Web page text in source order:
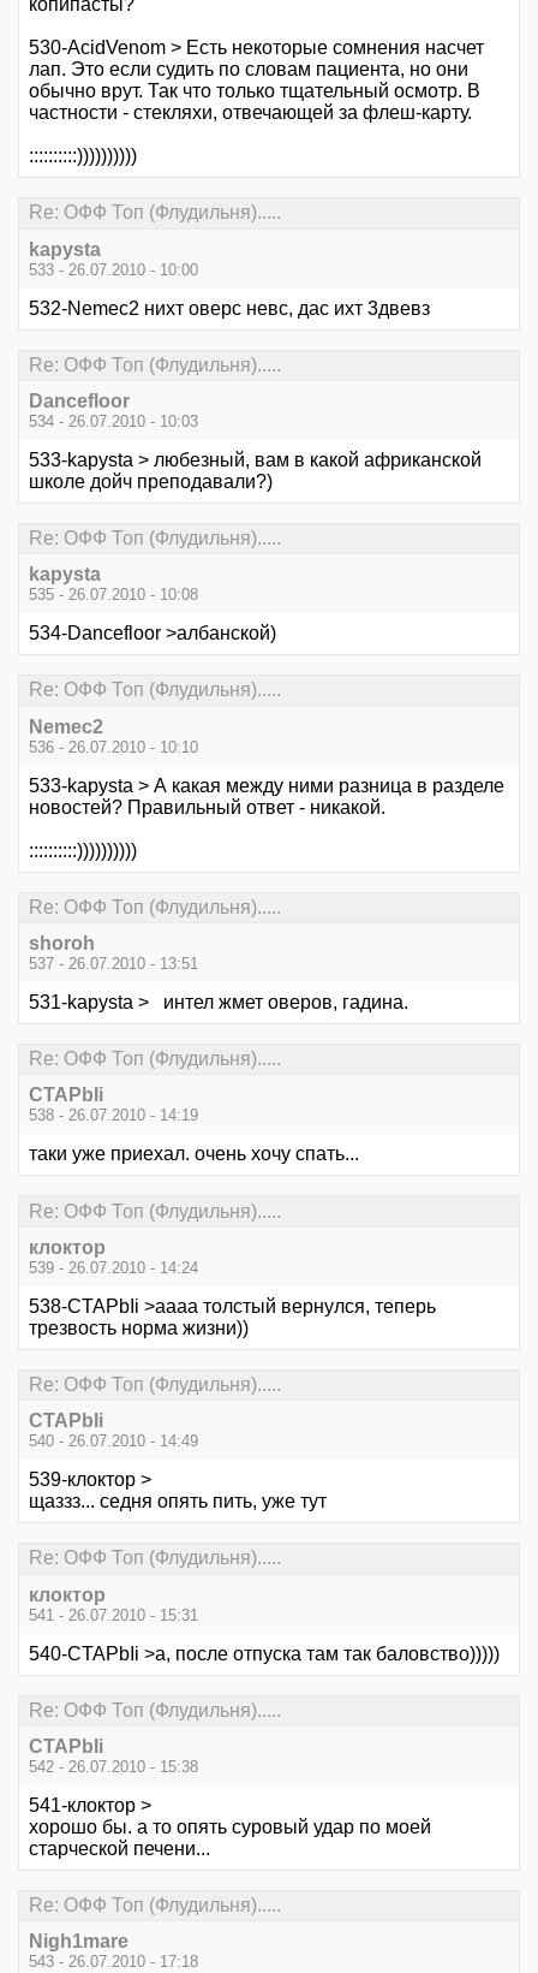
копипасты?
530-AcidVenom > Есть некоторые сомнения насчет
лап. Это если судить по словам пациента, но они
обычно врут. Так что только тщательный осмотр. В
частности - стекляхи, отвечающей за флеш-карту.
::::::::::))))))))))
Re: ОФФ Топ (Флудильня).....
kapysta
533 - 26.07.2010 - 10:00
532-Nemec2 нихт оверс невс, дас ихт 3двевз
Re: ОФФ Топ (Флудильня).....
Dancefloor
534 - 26.07.2010 - 10:03
533-kapysta > любезный, вам в какой африканской
школе дойч преподавали?)
Re: ОФФ Топ (Флудильня).....
kapysta
535 - 26.07.2010 - 10:08
534-Dancefloor >албанской)
Re: ОФФ Топ (Флудильня).....
Nemec2
536 - 26.07.2010 - 10:10
533-kapysta > А какая между ними разница в разделе
новостей? Правильный ответ - никакой.
::::::::::))))))))))
Re: ОФФ Топ (Флудильня).....
shoroh
537 - 26.07.2010 - 13:51
531-kapysta > интел жмет оверов, гадина.
Re: ОФФ Топ (Флудильня).....
CTAPbIi
538 - 26.07.2010 - 14:19
таки уже приехал. очень хочу спать...
Re: ОФФ Топ (Флудильня).....
клоктор
539 - 26.07.2010 - 14:24
538-CTAPbIi >аааа толстый вернулся, теперь
трезвость норма жизни))
Re: ОФФ Топ (Флудильня).....
CTAPbIi
540 - 26.07.2010 - 14:49
539-клоктор >
щаззз... седня опять пить, уже тут
Re: ОФФ Топ (Флудильня).....
клоктор
541 - 26.07.2010 - 15:31
540-CTAPbIi >а, после отпуска там так баловство)))))
Re: ОФФ Топ (Флудильня).....
CTAPbIi
542 - 26.07.2010 - 15:38
541-клоктор >
хорошо бы. а то опять суровый удар по моей
старческой печени...
Re: ОФФ Топ (Флудильня).....
Nigh1mare
543 - 26.07.2010 - 17:18